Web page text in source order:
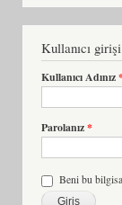
Kullanıcı girişi
Kullanıcı Adınız
Parolanız*
Beni bu